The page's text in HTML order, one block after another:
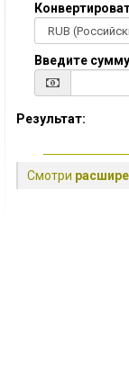
Введите
Результат:
Смотри